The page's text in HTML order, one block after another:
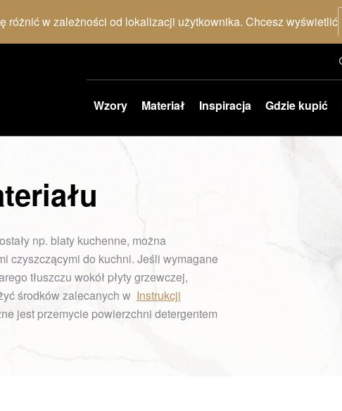
różnić w zależności od lokalizacji użytkownika. Chcesz wyświetlić
Wzory Materiał Inspiracja Gdzie kupić
np. blaty kuchenne, można
czyszczącymi do kuchni. Jeśli wymagane
tłuszczu wokół płyty grzewczej,
środków zalecanych w Instrukcji
jest przemycie powierzchni detergentem